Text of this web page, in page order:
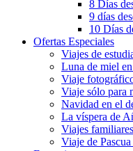
8 Días
9 días
10 Días
Ofertas Especiales
Viajes de
Luna de miel
Viaje
Viaje sólo para
Navidad en el
La víspera de
Viajes
Viaje de